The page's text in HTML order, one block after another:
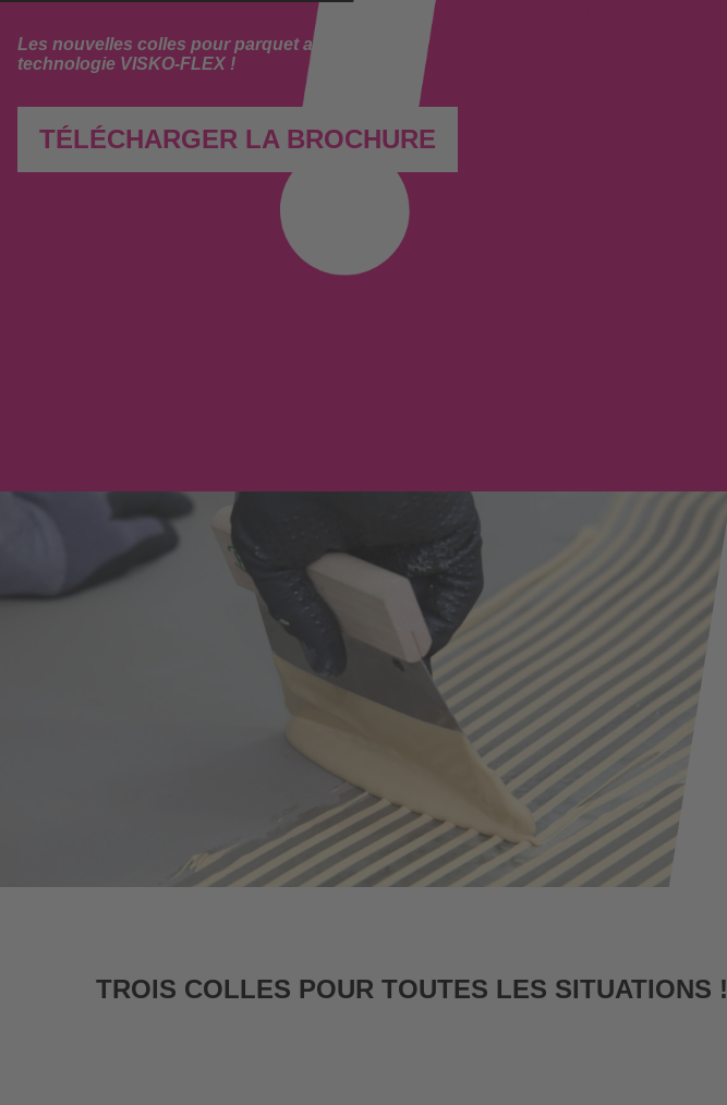
Les nouvelles colles pour parquet avec
technologie VISKO-FLEX !
TÉLÉCHARGER LA BROCHURE
TROIS COLLES POUR TOUTES LES SITUATIONS !